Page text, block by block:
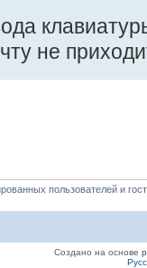
не
пользователей и
Создано на основе